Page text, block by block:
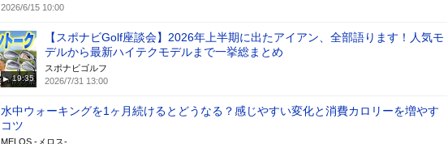
2026/6/15 10:00
19:35
【スポナビGolf座談会】2026年上半期に出たアイアン、全部語ります！人気モ
デルから最新ハイテクモデルまで一挙総まとめ
スポナビゴルフ
2026/7/31 13:00
水中ウォーキングを1ヶ月続けるとどうなる？感じやすい変化と消費カロリーを増やす
コツ
MELOS -メロス-